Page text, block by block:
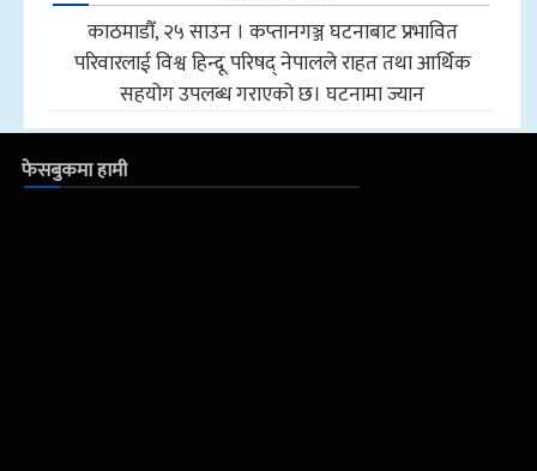
काठमाडौँ, २५ साउन । कप्तानगञ्ज घटनाबाट प्रभावित
परिवारलाई विश्व हिन्दू परिषद् नेपालले राहत तथा आर्थिक
सहयोग उपलब्ध गराएको छ। घटनामा ज्यान
फेसबुकमा हामी